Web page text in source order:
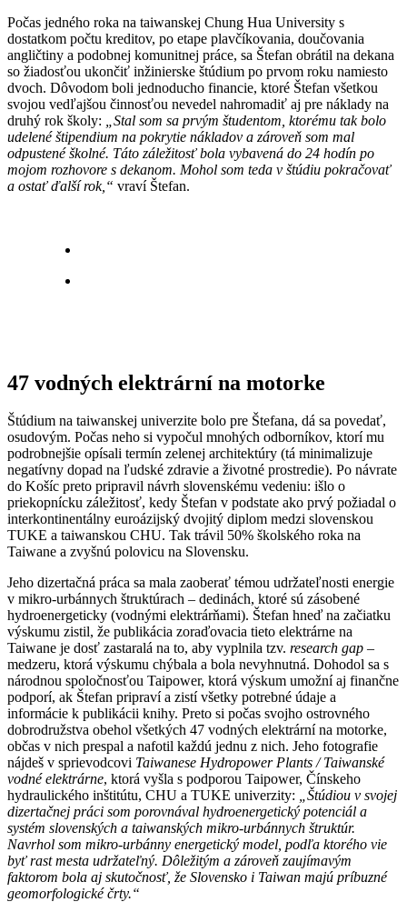
Počas jedného roka na taiwanskej Chung Hua University s
dostatkom počtu kreditov, po etape plavčíkovania, doučovania
angličtiny a podobnej komunitnej práce, sa Štefan obrátil na dekana
so žiadosťou ukončiť inžinierske štúdium po prvom roku namiesto
dvoch. Dôvodom boli jednoducho financie, ktoré Štefan všetkou
svojou vedľajšou činnosťou nevedel nahromadiť aj pre náklady na
druhý rok školy:
„Stal som sa prvým študentom, ktorému tak bolo
udelené štipendium na pokrytie nákladov a zároveň som mal
odpustené školné. Táto záležitosť bola vybavená do 24 hodín po
mojom rozhovore s dekanom. Mohol som teda v štúdiu pokračovať
a ostať ďalší rok,“ vraví Štefan.
47 vodných elektrární na motorke
Štúdium na taiwanskej univerzite bolo pre Štefana, dá sa povedať,
osudovým. Počas neho si vypočul mnohých odborníkov, ktorí mu
podrobnejšie opísali termín zelenej architektúry (tá minimalizuje
negatívny dopad na ľudské zdravie a životné prostredie). Po návrate
do Košíc preto pripravil návrh slovenskému vedeniu: išlo o
priekopnícku záležitosť, kedy Štefan v podstate ako prvý požiadal o
interkontinentálny euroázijský dvojitý diplom medzi slovenskou
TUKE a taiwanskou CHU. Tak trávil 50% školského roka na
Taiwane a zvyšnú polovicu na Slovensku.
Jeho dizertačná práca sa mala zaoberať témou udržateľnosti energie
v mikro-urbánnych štruktúrach – dedinách, ktoré sú zásobené
hydroenergeticky (vodnými elektrárňami). Štefan hneď na začiatku
výskumu zistil, že publikácia zoraďovacia tieto elektrárne na
Taiwane je dosť zastaralá na to, aby vyplnila tzv. research gap –
medzeru, ktorá výskumu chýbala a bola nevyhnutná. Dohodol sa s
národnou spoločnosťou Taipower, ktorá výskum umožní aj finančne
podporí, ak Štefan pripraví a zistí všetky potrebné údaje a
informácie k publikácii knihy. Preto si počas svojho ostrovného
dobrodružstva obehol všetkých 47 vodných elektrární na motorke,
občas v nich prespal a nafotil každú jednu z nich. Jeho fotografie
nájdeš v sprievodcovi Taiwanese Hydropower Plants / Taiwanské
vodné elektrárne, ktorá vyšla s podporou Taipower, Čínskeho
hydraulického inštitútu, CHU a TUKE univerzity: „Štúdiou v svojej
dizertačnej práci som porovnával hydroenergetický potenciál a
systém slovenských a taiwanských mikro-urbánnych štruktúr.
Navrhol som mikro-urbánny energetický model, podľa ktorého vie
byť rast mesta udržateľný. Dôležitým a zároveň zaujímavým
faktorom bola aj skutočnosť, že Slovensko i Taiwan majú príbuzné
geomorfologické črty.“